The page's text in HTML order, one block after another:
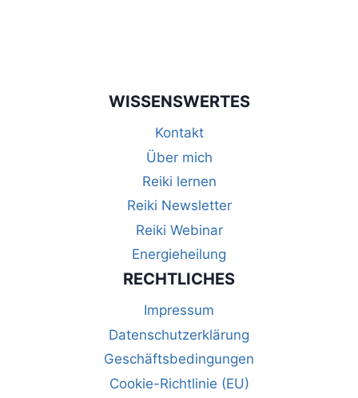
WISSENSWERTES
Kontakt
Über mich
Reiki lernen
Reiki Newsletter
Reiki Webinar
Energieheilung
RECHTLICHES
Impressum
Datenschutzerklärung
Geschäftsbedingungen
Cookie-Richtlinie (EU)